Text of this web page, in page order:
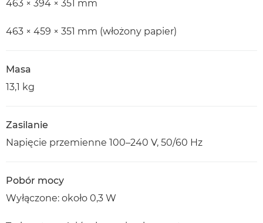
463 × 394 × 351 mm
463 × 459 × 351 mm (włożony papier)
Masa
13,1 kg
Zasilanie
Napięcie przemienne 100–240 V, 50/60 Hz
Pobór mocy
Wyłączone: około 0,3 W